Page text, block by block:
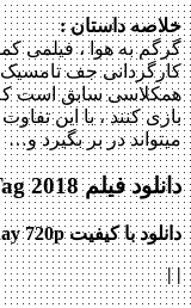
خلاصه داستان :
می‎تواند در بر بگیرد و…
دانلود فیلم Tag 2018
دانلود با کیفیت BluRay 720p ریلیز F2M
|
|